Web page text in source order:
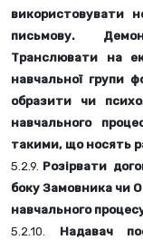
використовувати
письмову.
Транслювати на
навчальної групи
образити чи
навчального
такими, що носять
5.2.9. Розірвати
боку Замовника чи
навчального
5.2.10. Надавач